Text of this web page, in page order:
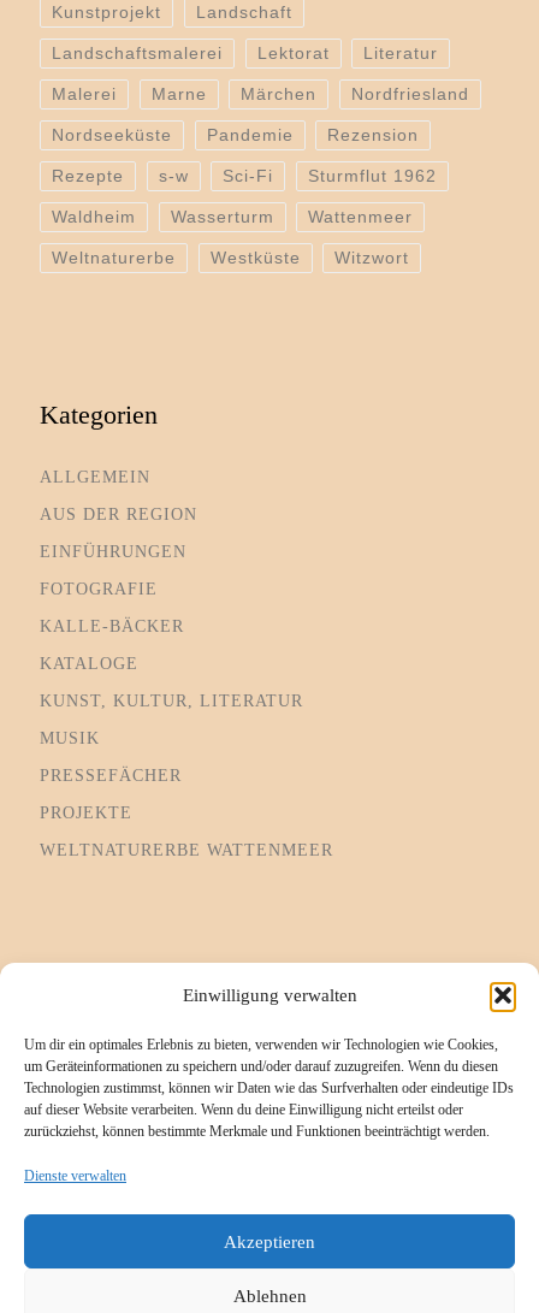
Einwilligung verwalten
Um dir ein optimales Erlebnis zu bieten, verwenden wir Technologien wie Cookies,
um Geräteinformationen zu speichern und/oder darauf zuzugreifen. Wenn du diesen
Technologien zustimmst, können wir Daten wie das Surfverhalten oder eindeutige IDs
auf dieser Website verarbeiten. Wenn du deine Einwilligung nicht erteilst oder
zurückziehst, können bestimmte Merkmale und Funktionen beeinträchtigt werden.
Dienste verwalten
Akzeptieren
Ablehnen
Kunstprojekt Landschaft
Landschaftsmalerei Lektorat Literatur
Malerei Marne Märchen Nordfriesland
Nordseeküste Pandemie Rezension
Rezepte s-w Sci-Fi Sturmflut 1962
Waldheim Wasserturm Wattenmeer
Weltnaturerbe Westküste Witzwort
Kategorien
ALLGEMEIN
AUS DER REGION
EINFÜHRUNGEN
FOTOGRAFIE
KALLE-BÄCKER
KATALOGE
KUNST, KULTUR, LITERATUR
MUSIK
PRESSEFÄCHER
PROJEKTE
WELTNATURERBE WATTENMEER
Informationsseiten
Impressum
Cookie-Richtlinie (EU)
Datenschutzerklärung
Referenzen/Kompetenzen
Kontakt